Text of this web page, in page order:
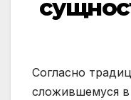
Согласно
сложившемуся в